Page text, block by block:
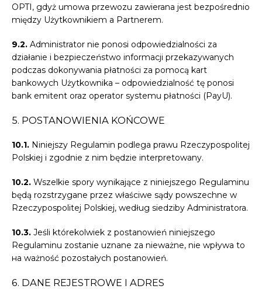
OPTI, gdyż umowa przewozu zawierana jest bezpośrednio
między Użytkownikiem a Partnerem.
9.2. Administrator nie ponosi odpowiedzialności za
działanie i bezpieczeństwo informacji przekazywanych
podczas dokonywania płatności za pomocą kart
bankowych Użytkownika – odpowiedzialność tę ponosi
bank emitent oraz operator systemu płatności (PayU).
5. POSTANOWIENIA KOŃCOWE
10.1. Niniejszy Regulamin podlega prawu Rzeczypospolitej
Polskiej i zgodnie z nim będzie interpretowany.
10.2. Wszelkie spory wynikające z niniejszego Regulaminu
będą rozstrzygane przez właściwe sądy powszechne w
Rzeczypospolitej Polskiej, według siedziby Administratora.
10.3. Jeśli którekolwiek z postanowień niniejszego
Regulaminu zostanie uznane za nieważne, nie wpływa to
на ważność pozostałych postanowień.
6. DANE REJESTROWE I ADRES